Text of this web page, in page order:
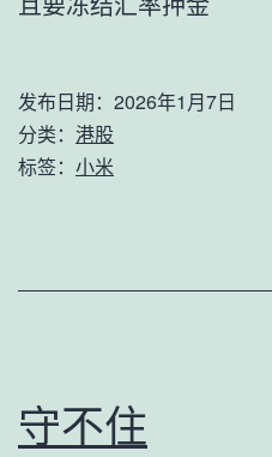
发布日期： 2026年1月7日
分类： 港股
标签： 小米
守不住